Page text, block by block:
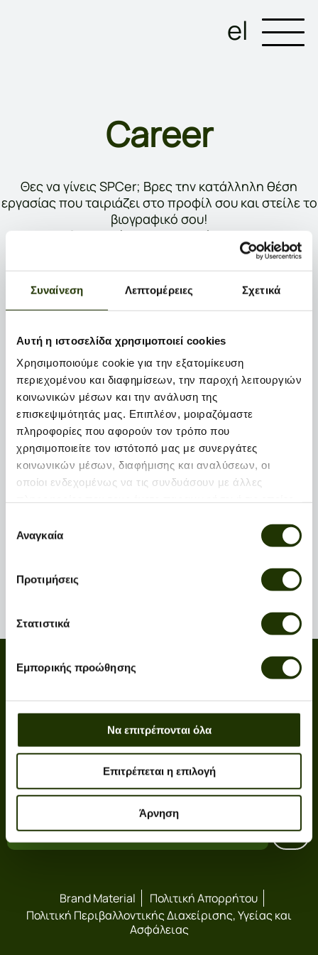
Συναίνεση Λεπτομέρειες Σχετικά
Αυτή η ιστοσελίδα χρησιμοποιεί cookies
Χρησιμοποιούμε cookie για την εξατομίκευση
περιεχομένου και διαφημίσεων, την παροχή λειτουργιών
κοινωνικών μέσων και την ανάλυση της
επισκεψιμότητάς μας. Επιπλέον, μοιραζόμαστε
πληροφορίες που αφορούν τον τρόπο που
χρησιμοποιείτε τον ιστότοπό μας με συνεργάτες
κοινωνικών μέσων, διαφήμισης και αναλύσεων, οι
οποίοι ενδεχομένως να τις συνδυάσουν με άλλες
των υπηρεσιών τους.
συγκατάθεσης
Αναγκαία
Προτιμήσεις
Στατιστικά
Εμπορικής προώθησης
Να επιτρέπονται όλα
Επιτρέπεται η επιλογή
Άρνηση
el
Career
Θες να γίνεις SPCer; Βρες την κατάλληλη θέση
εργασίας που ταιριάζει στο προφίλ σου και στείλε το
βιογραφικό σου!
Θα χαρούμε να σε γνωρίσουμε!
Στείλε μας το Βιογραφικό σου στο hr@spc.com.gr
Είμαστε πάντα ανοιχτοί σε νέες συνεργασίες!
In the field At the office
Δήλωσε ενδιαφέρον
Contact
Newsletter
Be part of SPC World!
Brand Material
Πολιτική Απορρήτου
Πολιτική Περιβαλλοντικής Διαχείρισης, Υγείας και
Ασφάλειας